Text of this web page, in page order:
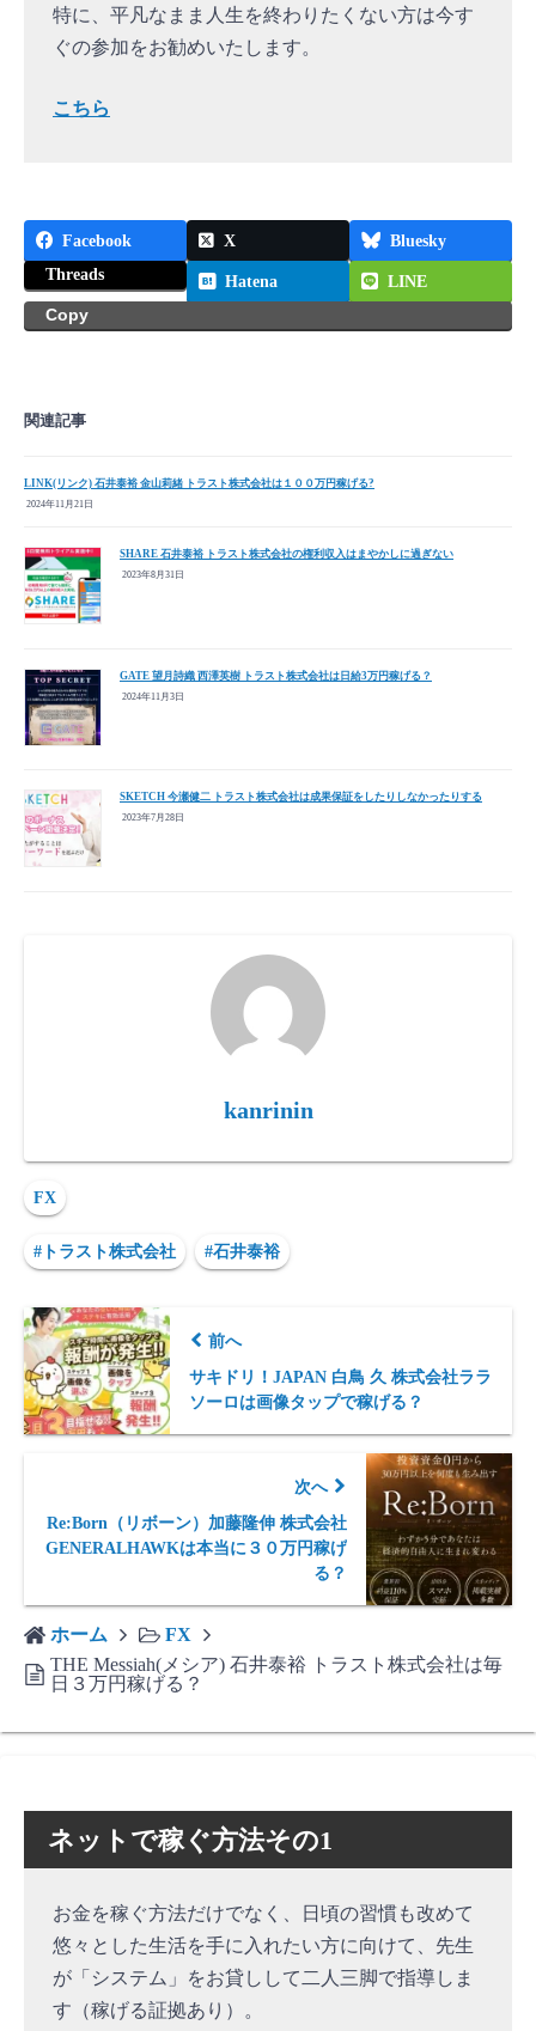
特に、平凡なまま人生を終わりたくない方は今す
ぐの参加をお勧めいたします。
こちら
Facebook X
Bluesky
Threads
Hatena
LINE
Copy
関連記事
LINK(リンク) 石井泰裕 金山莉緒 トラスト株式会社は１００万円稼げる?
2024年11月21日
SHARE 石井泰裕 トラスト株式会社の権利収入はまやかしに過ぎない
2023年8月31日
GATE 望月詩織 西澤英樹 トラスト株式会社は日給3万円稼げる？
2024年11月3日
SKETCH 今瀬健二 トラスト株式会社は成果保証をしたりしなかったりする
2023年7月28日
kanrinin
FX
#トラスト株式会社 #石井泰裕
前へ
サキドリ！JAPAN 白鳥 久 株式会社ララ
ソーロは画像タップで稼げる？
次へ
Re:Born（リボーン）加藤隆伸 株式会社
GENERALHAWKは本当に３０万円稼げ
る？
ホーム
FX
THE Messiah(メシア) 石井泰裕 トラスト株式会社は毎
日３万円稼げる？
ネットで稼ぐ方法その1
お金を稼ぐ方法だけでなく、日頃の習慣も改めて
悠々とした生活を手に入れたい方に向けて、先生
が「システム」をお貸しして二人三脚で指導しま
す（稼げる証拠あり）。